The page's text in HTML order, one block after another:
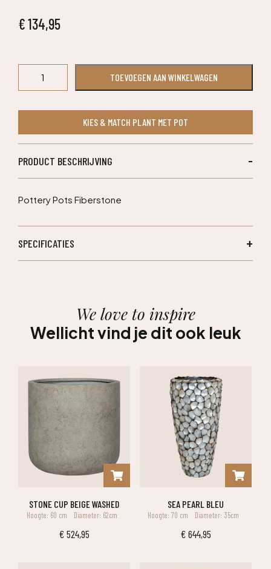
€134,95
Grey
TOEVOEGEN AAN WINKELWAGEN
KIES & MATCH PLANT MET POT
PRODUCT BESCHRIJVING
Pottery Pots Fiberstone
SPECIFICATIES
We love to inspire
Wellicht vind je dit ook leuk
STONE CUP BEIGE WASHED
Hoogte: 60 cm Diameter: 62cm
€ 524,95
SEA PEARL BLEU
Hoogte: 70 cm Diameter: 35cm
€ 644,95